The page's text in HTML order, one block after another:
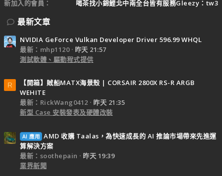
新加入的會員
喝茶找小錦鯉北中南全台皆有服務Gleezy：tw3
最新文章
NVIDIA GeForce Vulkan Developer Driver 596.99 WHQL
最新：mhp1120
昨天 21:57
測試軟體、驅動程式提供
R
【開箱】賊船MATX海景殼 | CORSAIR 2800X RS-R ARGB
WEHITE
最新：RickWang0412
昨天 21:35
新型 Case 安裝發表及硬體改裝
AI 應用 AMD 收購 Taalas，為快速成長的 AI 推論市場帶來先進運
算解決方案
最新：soothepain
昨天 19:39
業界新聞